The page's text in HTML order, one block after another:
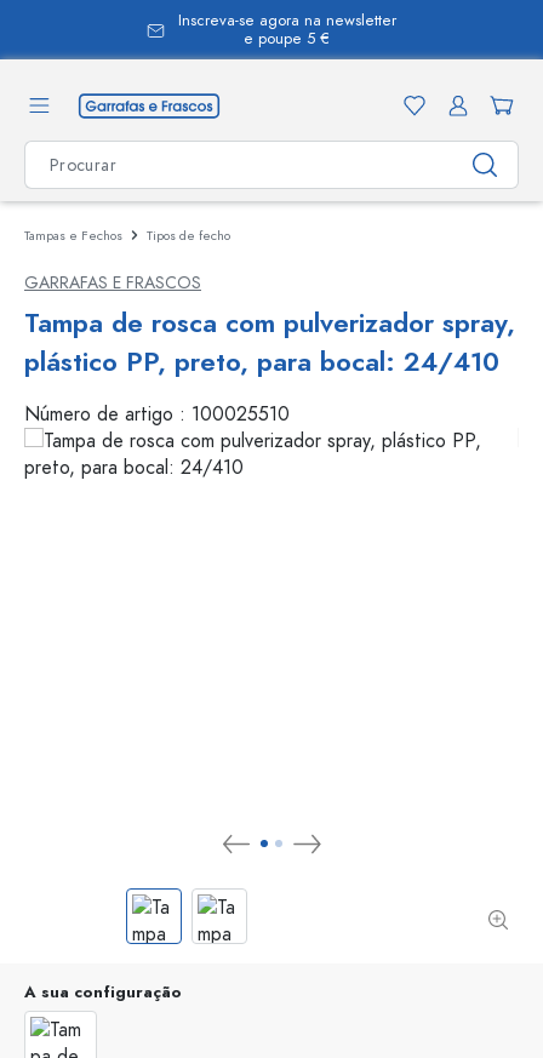
Inscreva-se agora na newsletter
e poupe 5 €
Tampas e Fechos Tipos de fecho
GARRAFAS E FRASCOS
Tampa de rosca com pulverizador spray,
plástico PP, preto, para bocal: 24/410
Número de artigo : 100025510
A sua configuração